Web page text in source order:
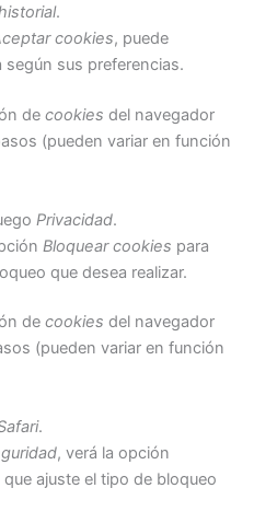
.
cookies, puede
sus preferencias.
de cookies del navegador
(pueden variar en función
Privacidad.
Bloquear cookies para
que desea realizar.
de cookies del navegador
(pueden variar en función
.
, verá la opción
que ajuste el tipo de bloqueo